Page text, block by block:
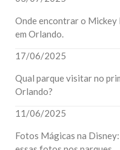
Onde encontrar o Mickey
em Orlando.
17/06/2025
Qual parque visitar no
Orlando?
11/06/2025
Fotos Mágicas na